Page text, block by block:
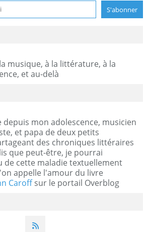
musique, à la littérature, à la
et au-delà
mon adolescence, musicien
et papa de deux petits
des chroniques littéraires
que peut-être, je pourrai
cette maladie textuellement
appelle l'amour du livre
Caroffsur le portail Overblog